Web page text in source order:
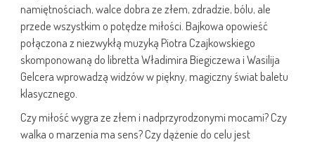
namiętnościach, walce dobra ze złem, zdradzie, bólu, ale
przede wszystkim o potędze miłości. Bajkowa opowieść
połączona z niezwykłą muzyką Piotra Czajkowskiego
skomponowaną do libretta Władimira Biegiczewa i Wasilija
Gelcera wprowadzą widzów w piękny, magiczny świat baletu
klasycznego.
Czy miłość wygra ze złem i nadprzyrodzonymi mocami? Czy
walka o marzenia ma sens? Czy dążenie do celu jest